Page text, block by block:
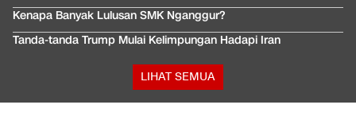
Kenapa Banyak Lulusan SMK Nganggur?
Tanda-tanda Trump Mulai Kelimpungan Hadapi Iran
LIHAT SEMUA